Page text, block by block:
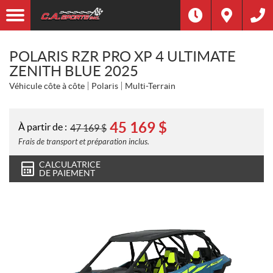
POLARIS RZR PRO XP 4 ULTIMATE
ZENITH BLUE 2025
Véhicule côte à côte Polaris Multi-Terrain
À partir de : 47 169$ 45 169 $
Frais de transport et préparation inclus.
CALCULATRICE
DE PAIEMENT